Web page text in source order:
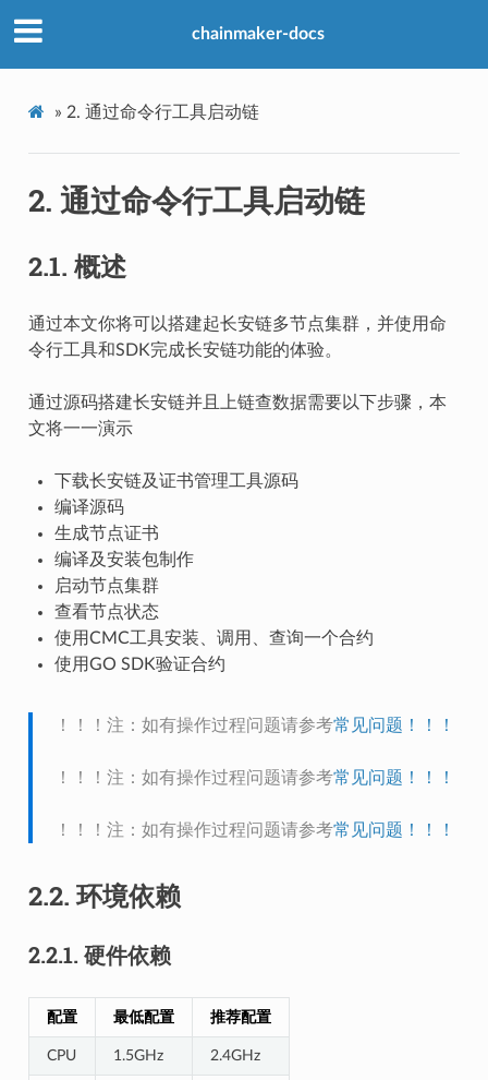
chainmaker-docs
» 2. 通过命令行工具启动链
2. 通过命令行工具启动链
2.1. 概述
通过本文你将可以搭建起长安链多节点集群，并使用命
令行工具和SDK完成长安链功能的体验。
通过源码搭建长安链并且上链查数据需要以下步骤，本
文将一一演示
下载长安链及证书管理工具源码
编译源码
生成节点证书
编译及安装包制作
启动节点集群
查看节点状态
使用CMC工具安装、调用、查询一个合约
使用GO SDK验证合约
！！！注：如有操作过程问题请参考常见问题！！！
！！！注：如有操作过程问题请参考常见问题！！！
！！！注：如有操作过程问题请参考常见问题！！！
2.2.环境依赖
2.2.1. 硬件依赖
配置 最低配置 推荐配置
CPU 1.5GHz 2.4GHz